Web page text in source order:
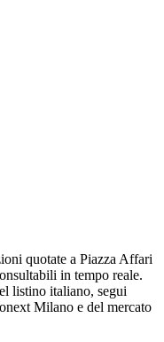
quotate a Piazza Affari
in tempo reale.
listino italiano, segui
Milano e del mercato